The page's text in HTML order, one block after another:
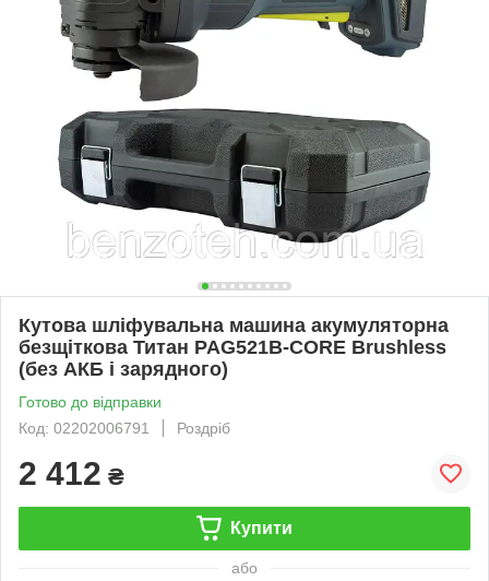
Кутова шліфувальна машина акумуляторна
безщіткова Титан PAG521B-CORE Brushless
(без АКБ і зарядного)
Готово до відправки
Код: 02202006791
Роздріб
2 412 ₴
Купити
або